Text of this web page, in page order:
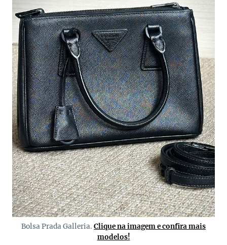
Bolsa Prada Galleria. Clique na imagem e confira mais
modelos!